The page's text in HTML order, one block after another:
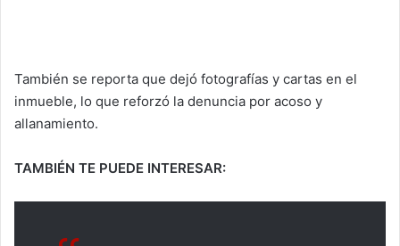
También se reporta que dejó fotografías y cartas en el
inmueble, lo que reforzó la denuncia por acoso y
allanamiento.
TAMBIÉN TE PUEDE INTERESAR: